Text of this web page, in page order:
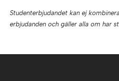
Studenterbjudandet kan ej
erbjudanden och gäller alla om har